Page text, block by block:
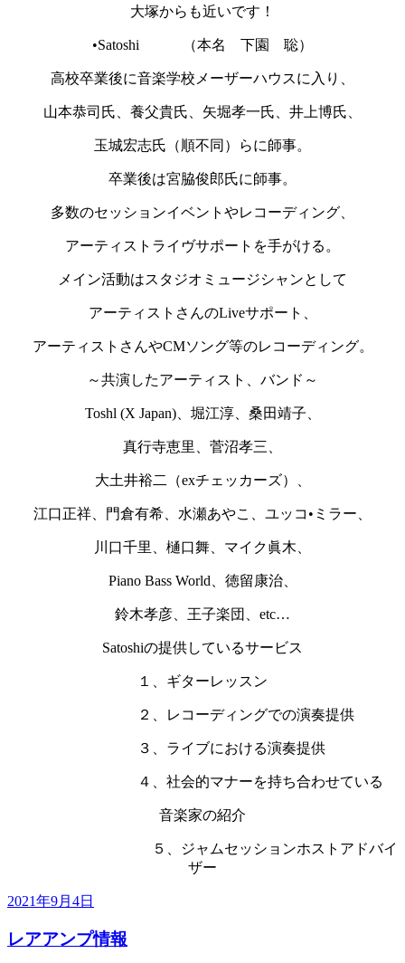
大塚からも近いです！
•Satoshi （本名 下園 聡）
高校卒業後に音楽学校メーザーハウスに入り、
山本恭司氏、養父貴氏、矢堀孝一氏、井上博氏、
玉城宏志氏（順不同）らに師事。
卒業後は宮脇俊郎氏に師事。
多数のセッションイベントやレコーディング、
アーティストライヴサポートを手がける。
メイン活動はスタジオミュージシャンとして
アーティストさんのLiveサポート、
アーティストさんやCMソング等のレコーディング。
～共演したアーティスト、バンド～
Toshl (X Japan)、堀江淳、桑田靖子、
真行寺恵里、菅沼孝三、
大土井裕二（exチェッカーズ）、
江口正祥、門倉有希、水瀬あやこ、ユッコ•ミラー、
川口千里、樋口舞、マイク眞木、
Piano Bass World、徳留康治、
鈴木孝彦、王子楽団、etc…
Satoshiの提供しているサービス
１、ギターレッスン
２、レコーディングでの演奏提供
３、ライブにおける演奏提供
４、社会的マナーを持ち合わせている
音楽家の紹介
５、ジャムセッションホストアドバイ
ザー
投
日:
2021年9月4日
レアアンプ情報